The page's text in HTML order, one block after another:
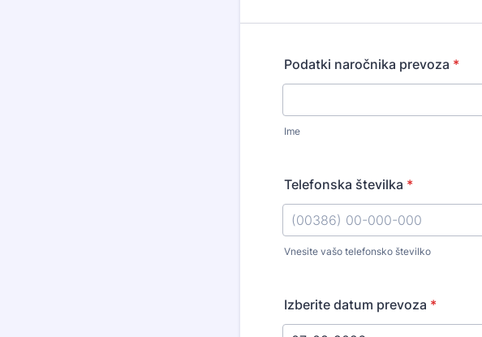
Podatki naročnika prevoza *
Ime
Telefonska številka *
Vnesite vašo telefonsko številko
Izberite datum prevoza *